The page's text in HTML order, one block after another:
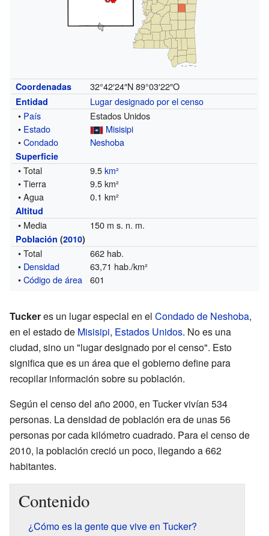
Coordenadas 32°42′24″N 89°03′22″O
Entidad
Lugar designado por el censo
• País
Estados Unidos
• Estado
Misisipi
•Condado Neshoba
Superficie
• Total 9.5km²
• Tierra
9.5 km²
• Agua
0.1 km²
Altitud
• Media 150 m s. n. m.
Población (2010)
• Total
662 hab.
• Densidad
63,71 hab./km²
•Código de área 601
Tuckeres un lugar especial en el Condado de Neshoba,
en el estado de Misisipi, Estados Unidos. No es una
ciudad, sino un "lugar designado por el censo". Esto
significa que es un área que el gobierno define para
recopilar información sobre su población.
Según el censo del año 2000, en Tucker vivían 534
personas. La densidad de población era de unas 56
personas por cada kilómetro cuadrado. Para el censo de
2010, la población creció un poco, llegando a 662
habitantes.
Contenido
¿Cómo es la gente que vive en Tucker?